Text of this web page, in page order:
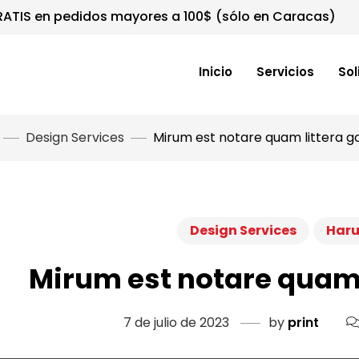
en pedidos mayores a 100$ (sólo en Caracas)
Inicio Servicios
Design Services Mirum est notare quam littera
Design Services
Mirum est notare
7 de julio de 2023 by print